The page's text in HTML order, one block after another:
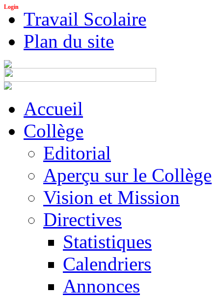
Login
Travail Scolaire
Plan du site
Accueil
Collège
Editorial
Aperçu sur le Collège
Vision et Mission
Directives
Statistiques
Calendriers
Annonces